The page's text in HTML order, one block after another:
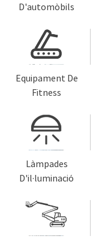
D'automòbils
Equipament De
Fitness
Làmpades
D'il·luminació